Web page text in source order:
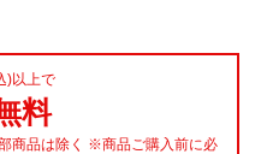
)以上で
料
商品は除く ※商品ご購入前に必